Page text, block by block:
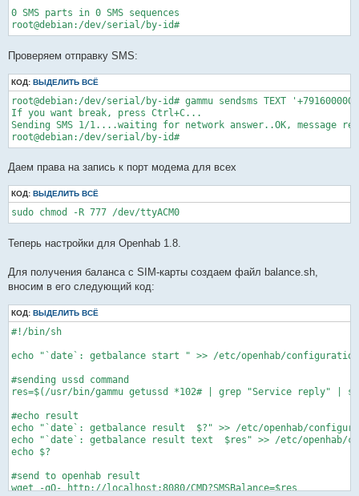
0 SMS parts in 0 SMS sequences
root@debian:/dev/serial/by-id#
Проверяем отправку SMS:
КОД: ВЫДЕЛИТЬ ВСЁ
root@debian:/dev/serial/by-id# gammu sendsms TEXT
If you want break, press Ctrl+C...
Sending SMS 1/1....waiting for network answer..OK, message
root@debian:/dev/serial/by-id#
Даем права на запись к порт модема для всех
КОД: ВЫДЕЛИТЬ ВСЁ
Теперь настройки для Openhab 1.8.
Для получения баланса с SIM-карты создаем файл balance.sh,
вносим в его следующий код:
КОД: ВЫДЕЛИТЬ ВСЁ
#!/bin/sh
echo "`date`: getbalance start " >> /etc/openhab/
#sending ussd command
res=$(/usr/bin/gammu getussd *102# | grep "Service
#echo result
echo "`date`: getbalance result  $?" >> /etc/openhab/
echo "`date`: getbalance result text  $res" >> /etc/openhab/
echo $?
#send to openhab result
wget -qO- http://localhost:8080/CMD?SMSBalance=$res